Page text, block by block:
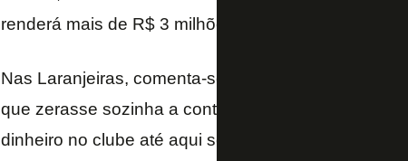
renderá mais de R$ 3 milhões ao Fluminense.
Nas Laranjeiras, comenta-se que o Tricolor
que zerasse sozinha a conta do orçado para a
dinheiro no clube até aqui seria o excedente